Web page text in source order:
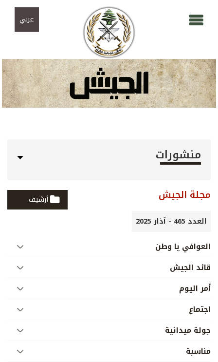
عربي
منشورات
مجلة الجيش
أرشيف
العدد 465 - آذار 2025
العوافي يا وطن
قائد الجيش
أمر اليوم
اجتماع
جولة ميدانية
مناسبة